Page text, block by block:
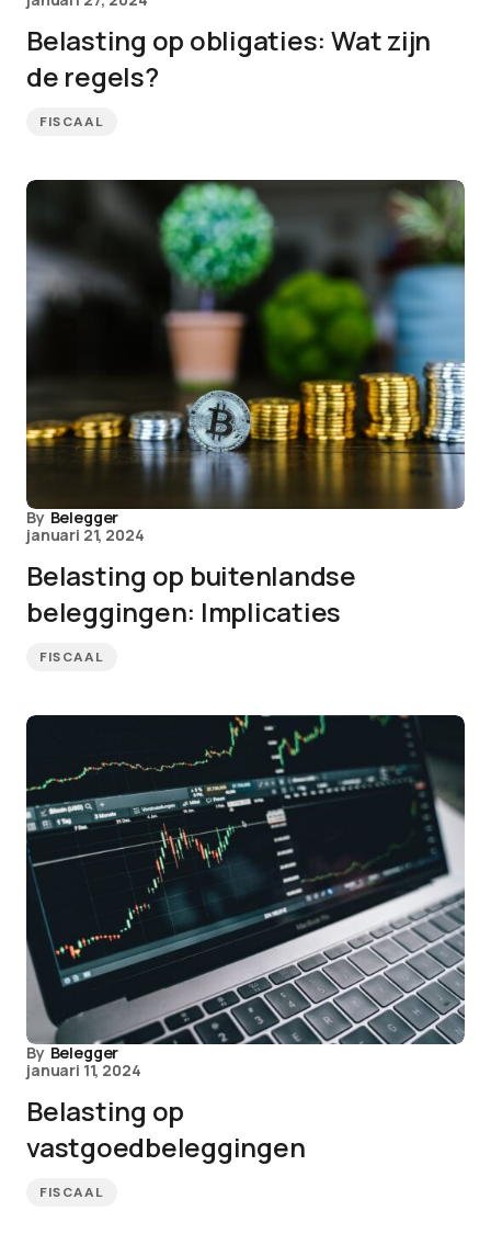
Belasting op obligaties: Wat zijn
de regels?
FISCAAL
By Belegger
januari 21, 2024
Belasting op buitenlandse
beleggingen: Implicaties
FISCAAL
By Belegger
januari 11, 2024
Belasting op
vastgoedbeleggingen
FISCAAL